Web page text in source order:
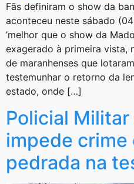
Fãs definiram o show da
aconteceu neste sábado
’melhor que o show da
exagerado à primeira vista,
de maranhenses que
testemunhar o retorno da
estado, onde […]
Policial
impede crime
pedrada na